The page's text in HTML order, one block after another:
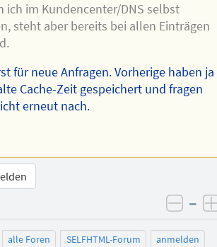
ich im Kundencenter/DNS selbst
steht aber bereits bei allen Einträgen
für neue Anfragen. Vorherige haben ja
Cache-Zeit gespeichert und fragen
erneut nach.
–
alle Foren SELFHTML-Forum
anmelden